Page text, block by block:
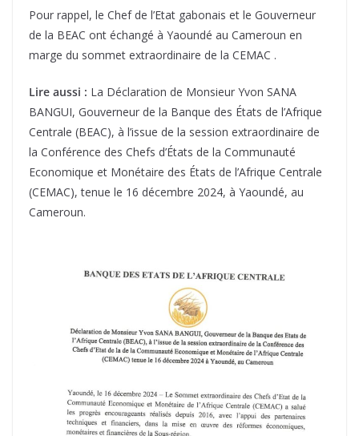
Pour rappel, le Chef de l’Etat gabonais et le Gouverneur
de la BEAC ont échangé à Yaoundé au Cameroun en
marge du sommet extraordinaire de la CEMAC .
Lire aussi : La Déclaration de Monsieur Yvon SANA
BANGUI, Gouverneur de la Banque des États de l’Afrique
Centrale (BEAC), à l’issue de la session extraordinaire de
la Conférence des Chefs d’États de la Communauté
Economique et Monétaire des États de l’Afrique Centrale
(CEMAC), tenue le 16 décembre 2024, à Yaoundé, au
Cameroun.